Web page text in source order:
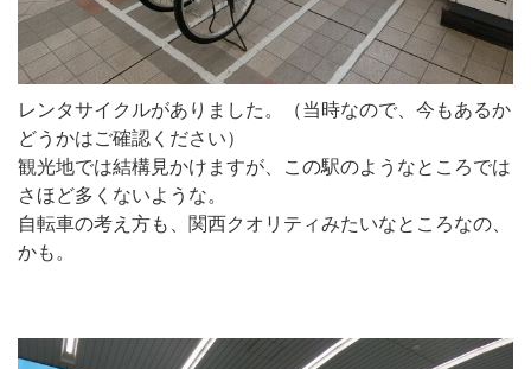
レンタサイクルがありました。（当時なので、今もあるか
どうかはご確認ください）
観光地では結構見かけますが、この駅のようなところでは
さほど多くないような。
自転車の考え方も、関西クオリティみたいなところなの、
かも。